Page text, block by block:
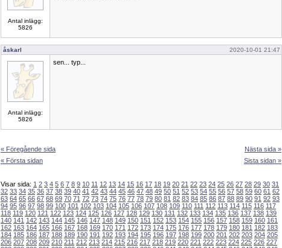
Antal inlägg:
5826
åskarl 2020-10-01 21:47
Antal inlägg:
5826
sen... typ...
« Föregående sida
« Första sidan
Nästa sida »
Sista sidan »
Visar sida: 1 2 3 4 5 6 7 8 9 10 11 12 13 14 15 16 17 18 19 20 21 22 23 24 25 26 27 28 29 30 31
32 33 34 35 36 37 38 39 40 41 42 43 44 45 46 47 48 49 50 51 52 53 54 55 56 57 58 59 60 61 62
63 64 65 66 67 68 69 70 71 72 73 74 75 76 77 78 79 80 81 82 83 84 85 86 87 88 89 90 91 92 93
94 95 96 97 98 99 100 101 102 103 104 105 106 107 108 109 110 111 112 113 114 115 116 117
118 119 120 121 122 123 124 125 126 127 128 129 130 131 132 133 134 135 136 137 138 139
140 141 142 143 144 145 146 147 148 149 150 151 152 153 154 155 156 157 158 159 160 161
162 163 164 165 166 167 168 169 170 171 172 173 174 175 176 177 178 179 180 181 182 183
184 185 186 187 188 189 190 191 192 193 194 195 196 197 198 199 200 201 202 203 204 205
206 207 208 209 210 211 212 213 214 215 216 217 218 219 220 221 222 223 224 225 226 227